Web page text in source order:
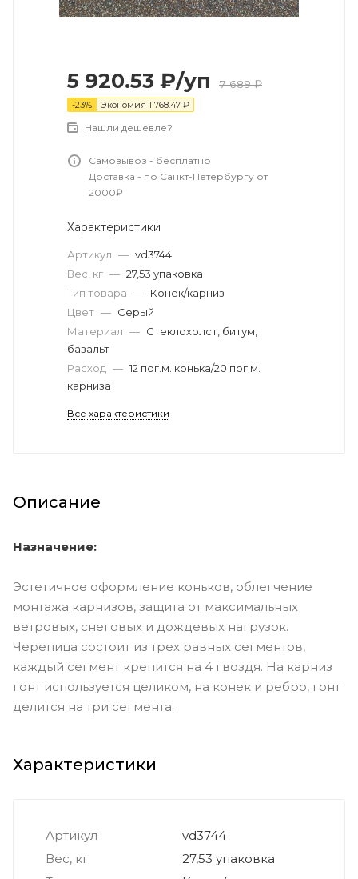
5 920.53 ₽/уп 7 689₽
-23% Экономия 1 768.47 ₽
Нашли дешевле?
Самовывоз - бесплатно
Доставка - по Санкт-Петербургу от
2000₽
Характеристики
Артикул — vd3744
Вес, кг — 27,53 упаковка
Тип товара — Конек/карниз
Цвет — Серый
Материал — Стеклохолст, битум,
базальт
Расход — 12 пог.м. конька/20 пог.м.
карниза
Все характеристики
Описание
Назначение:
Эстетичное оформление коньков, облегчение
монтажа карнизов, защита от максимальных
ветровых, снеговых и дождевых нагрузок.
Черепица состоит из трех равных сегментов,
каждый сегмент крепится на 4 гвоздя. На карниз
гонт используется целиком, на конек и ребро, гонт
делится на три сегмента.
Характеристики
Артикул
vd3744
Вес, кг
27,53 упаковка